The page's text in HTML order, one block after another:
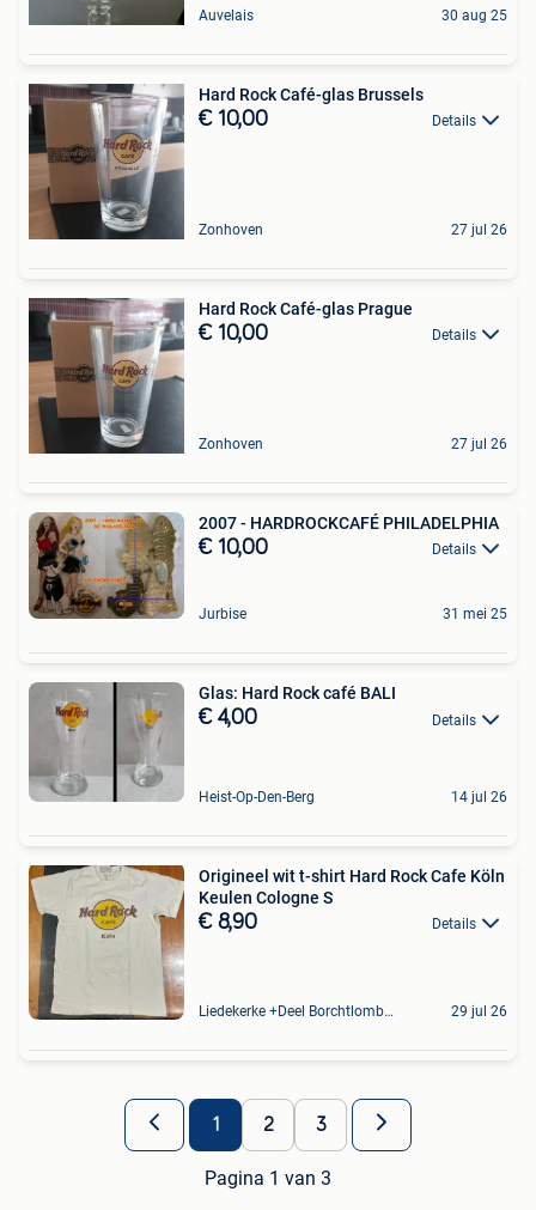
Auvelais 30 aug 25
Hard Rock Café-glas Brussels
€ 10,00 Details
Zonhoven 27 jul 26
Hard Rock Café-glas Prague
€ 10,00 Details
Zonhoven 27 jul 26
2007 - HARDROCKCAFÉ PHILADELPHIA
€ 10,00 Details
Jurbise 31 mei 25
Glas: Hard Rock café BALI
€ 4,00 Details
Heist-Op-Den-Berg 14 jul 26
Origineel wit t-shirt Hard Rock Cafe Köln
Keulen Cologne S
€ 8,90 Details
Liedekerke +Deel Borchtlombeek 29 jul 26
1 2 3
Pagina 1 van 3